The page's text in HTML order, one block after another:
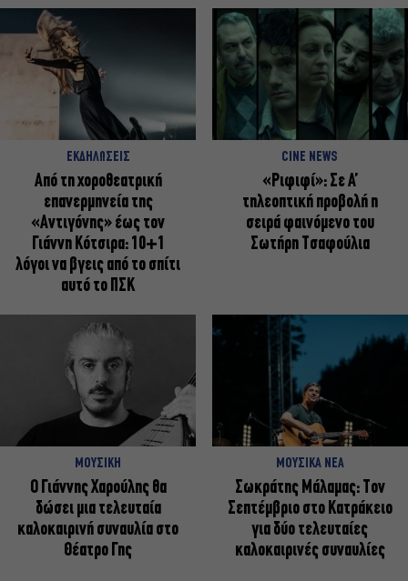
ΕΚΔΗΛΩΣΕΙΣ
Από τη χοροθεατρική
επανερμηνεία της
«Αντιγόνης» έως τον
Γιάννη Κότσιρα: 10+1
λόγοι να βγεις από το σπίτι
αυτό το ΠΣΚ
CINE NEWS
«Ριφιφί»: Σε Α’
τηλεοπτική προβολή η
σειρά φαινόμενο του
Σωτήρη Τσαφούλια
ΜΟΥΣΙΚΗ
Ο Γιάννης Χαρούλης θα
δώσει μια τελευταία
καλοκαιρινή συναυλία στο
Θέατρο Γης
ΜΟΥΣΙΚΑ ΝΕΑ
Σωκράτης Μάλαμας: Τον
Σεπτέμβριο στο Κατράκειο
για δύο τελευταίες
καλοκαιρινές συναυλίες